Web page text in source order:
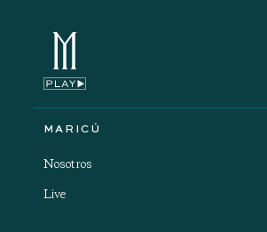
MARICÚ
Nosotros
Live